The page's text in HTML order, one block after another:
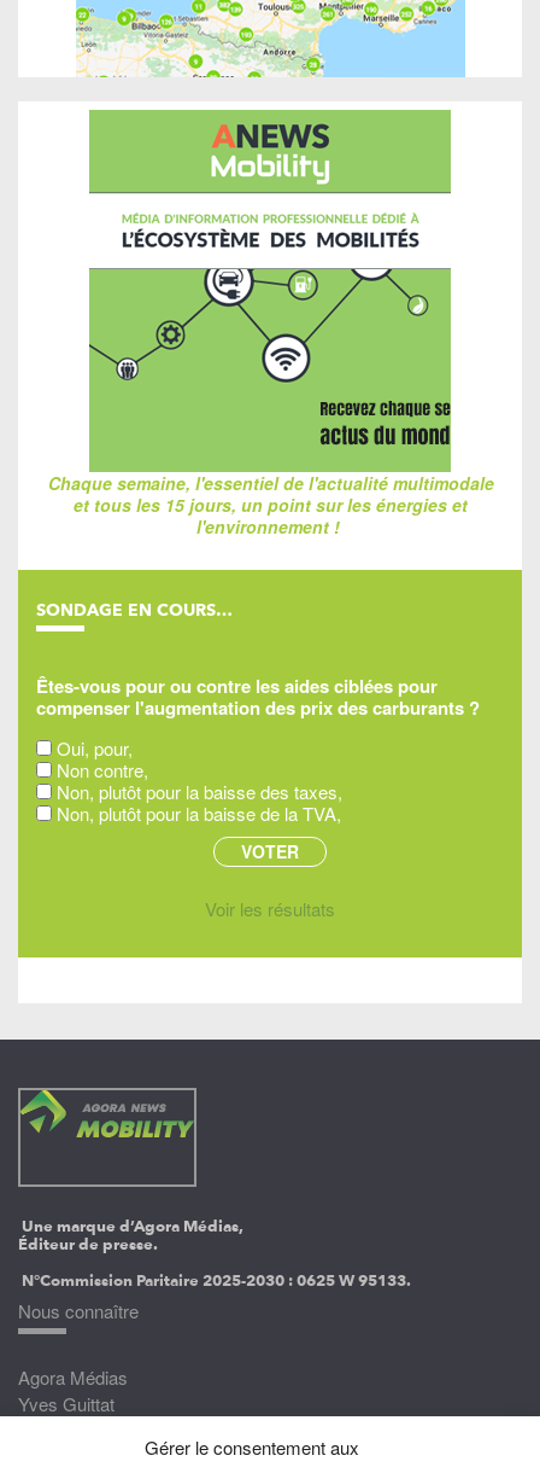
Gérer le consentement aux
Chaque semaine, l'essentiel de l'actualité multimodale
et tous les 15 jours, un point sur les énergies et
l'environnement !
SONDAGE EN COURS…
Êtes-vous pour ou contre les aides ciblées pour
compenser l'augmentation des prix des carburants ?
Oui, pour,
Non contre,
Non, plutôt pour la baisse des taxes,
Non, plutôt pour la baisse de la TVA,
Voir les résultats
Une marque d’Agora Médias,
Éditeur de presse.
N°Commission Paritaire 2025-2030 :0625 W 95133.
Nous connaître
Agora Médias
Yves Guittat